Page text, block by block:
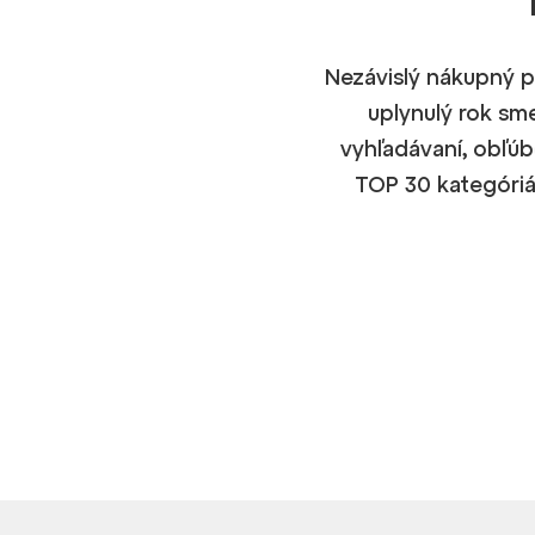
Nezávislý nákupný
uplynulý rok
vyhľadávaní,
TOP 30